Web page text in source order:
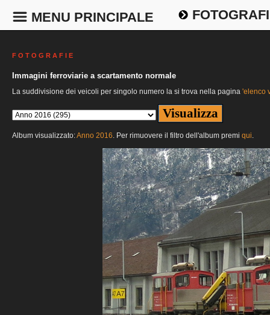
MENU PRINCIPALE
F O T O G R A F I E
Immagini ferroviarie a scartamento normale
La suddivisione dei veicoli per singolo numero la si trova nella pagina 'elenco
Album visualizzato:Anno 2016. Per rimuovere il filtro dell'album premi qui.